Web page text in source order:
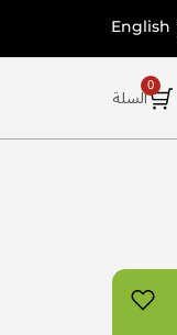
English
السلة